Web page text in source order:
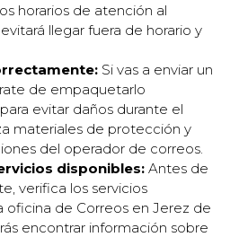
horarios de atención al
llegar fuera de horario y
Si vas a enviar un
de empaquetarlo
evitar daños durante el
materiales de protección y
del operador de correos.
disponibles: Antes de
verifica los servicios
oficina de Correos en Jerez de
encontrar información sobre